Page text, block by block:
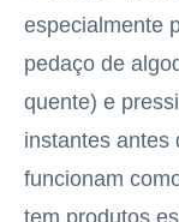
especialmente
pedaço de
quente) e
instantes antes
funcionam
tem produtos